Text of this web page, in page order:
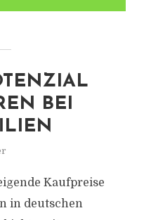
BEI
Kaufpreise
in deutschen